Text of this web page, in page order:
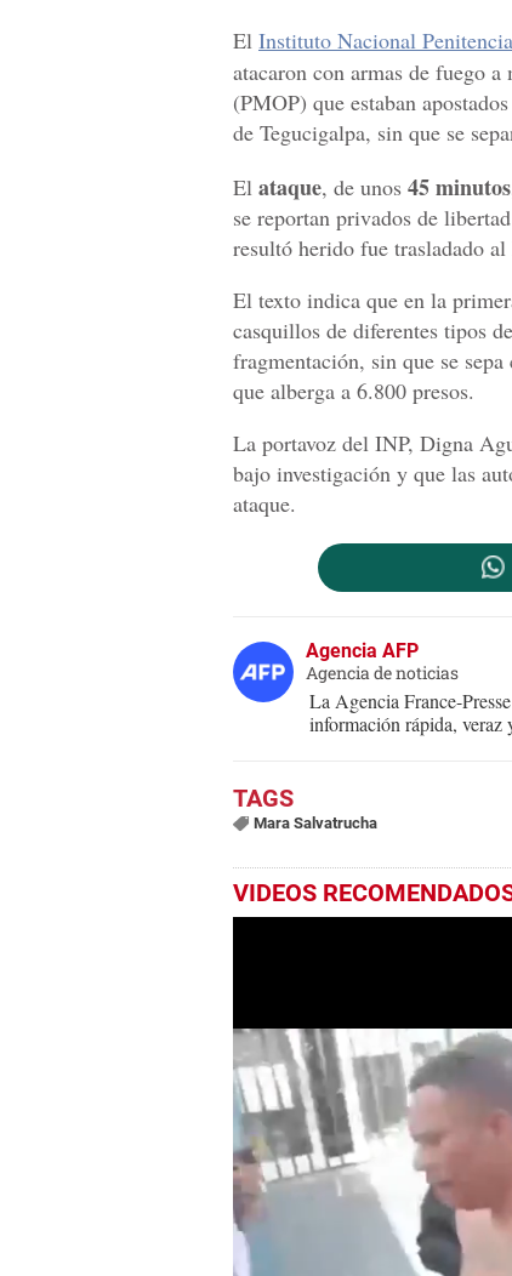
El Instituto Nacional
atacaron con armas de fuego
(PMOP) que estaban
de Tegucigalpa, sin que se
El ataque, de unos 45 minutos
se reportan privados de
resultó herido fue trasladado
El texto indica que en la
casquillos de diferentes tipos de
fragmentación, sin que se
que alberga a 6.800 presos.
La portavoz del INP, Digna
bajo investigación y que las
ataque.
Agencia AFP
Agencia de noticias
La Agencia France-
información rápida, veraz
Mara Salvatrucha
VIDEOS